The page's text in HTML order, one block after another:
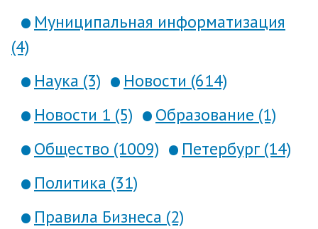
Муниципальная информатизация
(4)
Наука (3)
Новости (614)
Новости 1 (5)
Образование (1)
Общество (1009)
Петербург (14)
Политика (31)
Правила Бизнеса (2)